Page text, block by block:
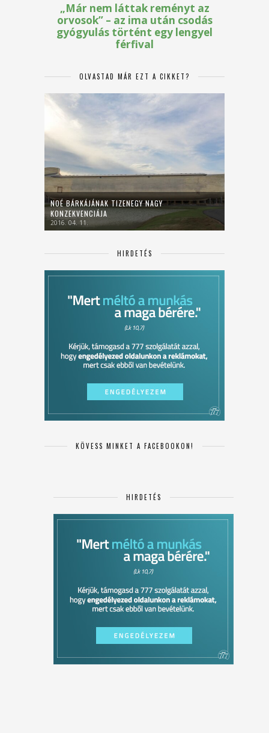
OLVASTAD MÁR EZT A CIKKET?
NOÉ BÁRKÁJÁNAK TIZENEGY NAGY
KONZEKVENCIÁJA
2016. 04. 11.
HIRDETÉS
KÖVESS MINKET A FACEBOOKON!
HIRDETÉS